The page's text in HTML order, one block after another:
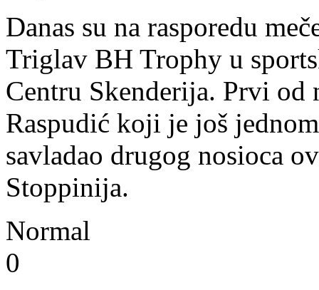
Danas su na rasporedu
Triglav BH Trophy u
Centru Skenderija. Prvi od
Raspudić koji je još
savladao drugog nosioca
Stoppinija.
Normal
0